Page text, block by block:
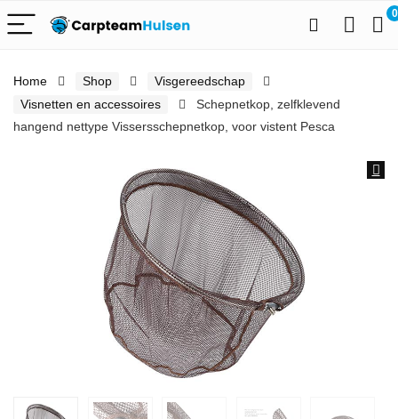
0
Home Shop
Visgereedschap
Visnetten en accessoires
Schepnetkop, zelfklevend
hangend nettype Vissersschepnetkop, voor vistent Pesca